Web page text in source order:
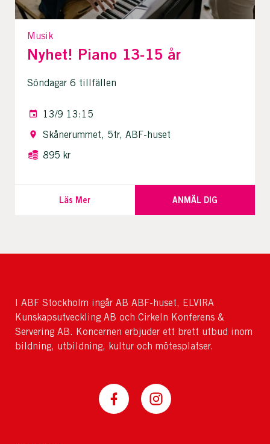
Musik
Nyhet! Piano 13-15 år
Söndagar 6 tillfällen
13/9 13:15
Skånerummet, 5tr, ABF-huset
895 kr
Läs Mer ANMÄL DIG
I ABF Stockholm ingår AB ABF-huset, ELVIRA
Kunskapsutveckling AB och Cirkeln Konferens &
Servering AB. Koncernen erbjuder ett brett utbud inom
bildning, utbildning, kultur och mötesplatser.